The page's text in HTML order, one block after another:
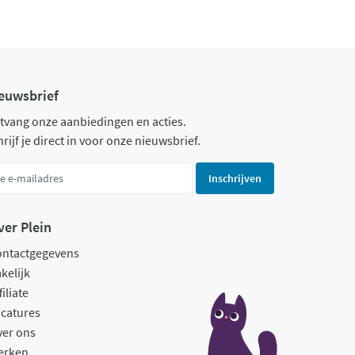
onze aanbiedingen en acties.
je direct in voor onze nieuwsbrief.
Inschrijven
Plein
ons